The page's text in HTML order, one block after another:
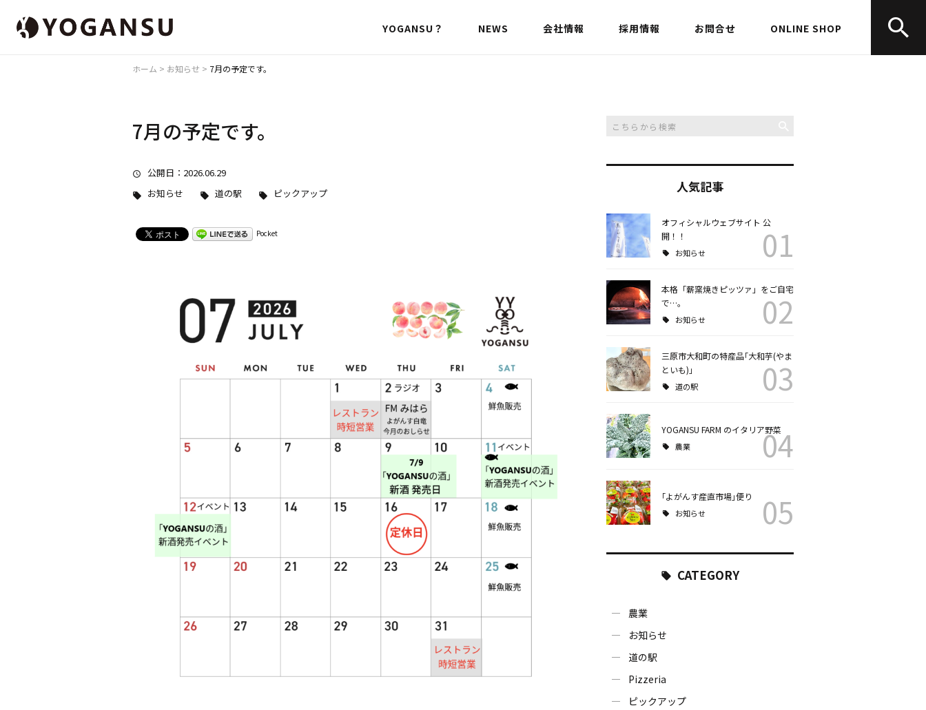
YOGANSU？ NEWS 会社情報 採用情報 お問合せ ONLINE SHOP
ホーム > お知らせ > 7月の予定です。
7月の予定です。
公開日 ：2026.06.29
お知らせ
道の駅 ピックアップ
Pocket
人気記事
オフィシャルウェブサイト 公
開！！
お知らせ 01
本格「薪窯焼きピッツァ」をご自宅
で…。
お知らせ 02
三原市大和町の特産品｢大和芋(やま
といも)｣
道の駅 03
YOGANSU FARM のイタリア野菜
農業 04
｢よがんす産直市場｣便り
お知らせ 05
CATEGORY
農業
お知らせ
道の駅
Pizzeria
ピックアップ